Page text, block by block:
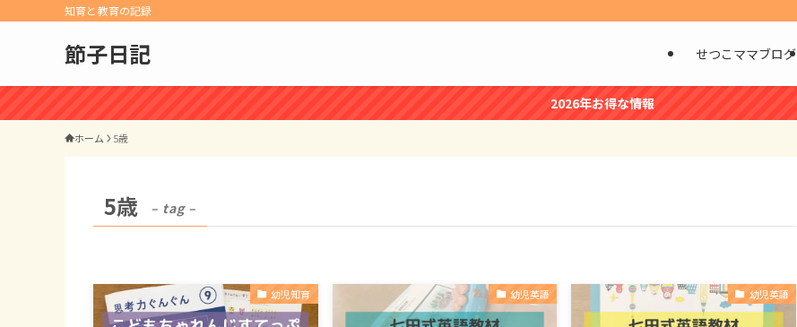
知育と教育の記録
節子日記 せつこママブログ
2026年お得な情報
ホーム 5歳
5歳 – tag –
幼児知育 幼児英語 幼児英語